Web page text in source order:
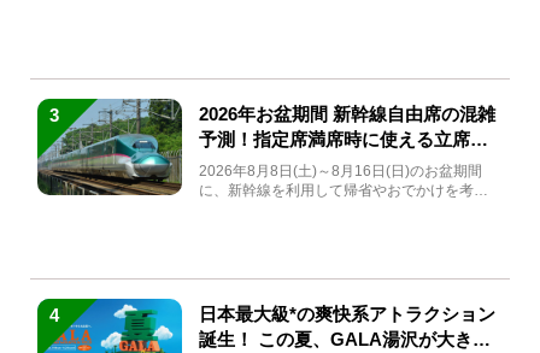
3
2026年お盆期間 新幹線自由席の混雑
予測！指定席満席時に使える立席特
急券も解説
2026年8月8日(土)～8月16日(日)のお盆期間
に、新幹線を利用して帰省やおでかけを考え
4
日本最大級*の爽快系アトラクション
誕生！ この夏、GALA湯沢が大きく